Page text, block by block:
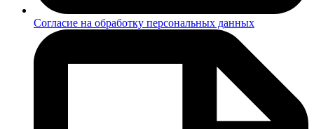
Согласие на обработку персональных данных